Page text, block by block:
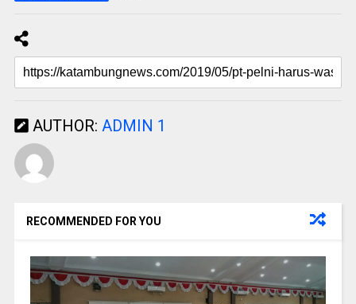
AUTHOR: ADMIN 1
RECOMMENDED FOR YOU